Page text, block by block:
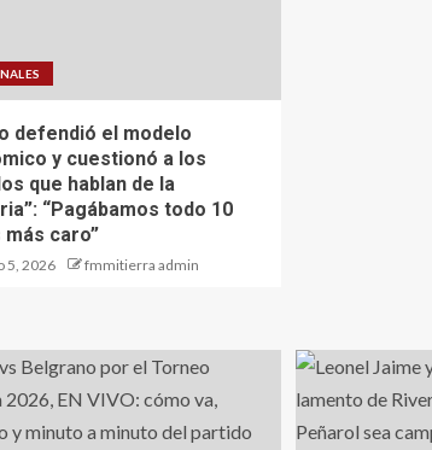
defendió el modelo
y cuestionó a los
que hablan de la
“Pagábamos todo 10
caro”
5, 2026 fmmitierra admin